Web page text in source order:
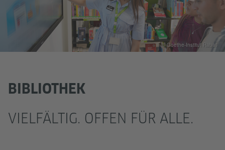
BIBLIOTHEK
VIELFÄLTIG. OFFEN FÜR ALLE.
© Goethe-Institut Rabat